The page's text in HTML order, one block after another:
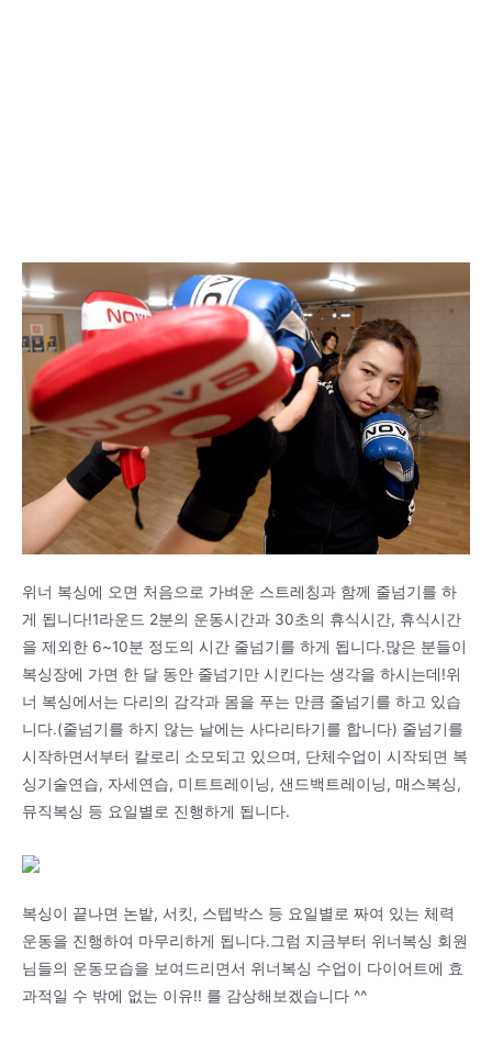
위너 복싱에 오면 처음으로 가벼운 스트레칭과 함께 줄넘기를 하
게 됩니다!1라운드 2분의 운동시간과 30초의 휴식시간, 휴식시간
을 제외한 6~10분 정도의 시간 줄넘기를 하게 됩니다.많은 분들이
복싱장에 가면 한 달 동안 줄넘기만 시킨다는 생각을 하시는데!위
너 복싱에서는 다리의 감각과 몸을 푸는 만큼 줄넘기를 하고 있습
니다.(줄넘기를 하지 않는 날에는 사다리타기를 합니다) 줄넘기를
시작하면서부터 칼로리 소모되고 있으며, 단체수업이 시작되면 복
싱기술연습, 자세연습, 미트트레이닝, 샌드백트레이닝, 매스복싱,
뮤직복싱 등 요일별로 진행하게 됩니다.
복싱이 끝나면 논밭, 서킷, 스텝박스 등 요일별로 짜여 있는 체력
운동을 진행하여 마무리하게 됩니다.그럼 지금부터 위너복싱 회원
님들의 운동모습을 보여드리면서 위너복싱 수업이 다이어트에 효
과적일 수 밖에 없는 이유!! 를 감상해보겠습니다 ^^